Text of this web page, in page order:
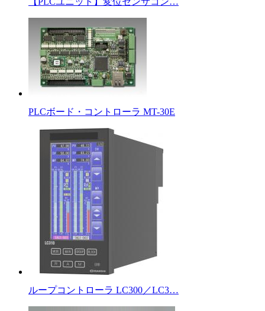
PLCボード・コントローラ MT-30E
ループコントローラ LC300／LC3…